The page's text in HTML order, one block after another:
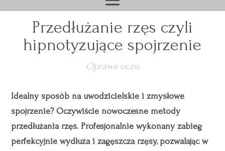
Przedłużanie rzęs czyli
hipnotyzujące spojrzenie
Oprawa oczu
Idealny sposób na uwodzicielskie i zmysłowe
spojrzenie? Oczywiście nowoczesne metody
przedłużania rzęs. Profesjonalnie wykonany zabieg
perfekcyjnie wydłuża i zagęszcza rzęsy, pozwalając w